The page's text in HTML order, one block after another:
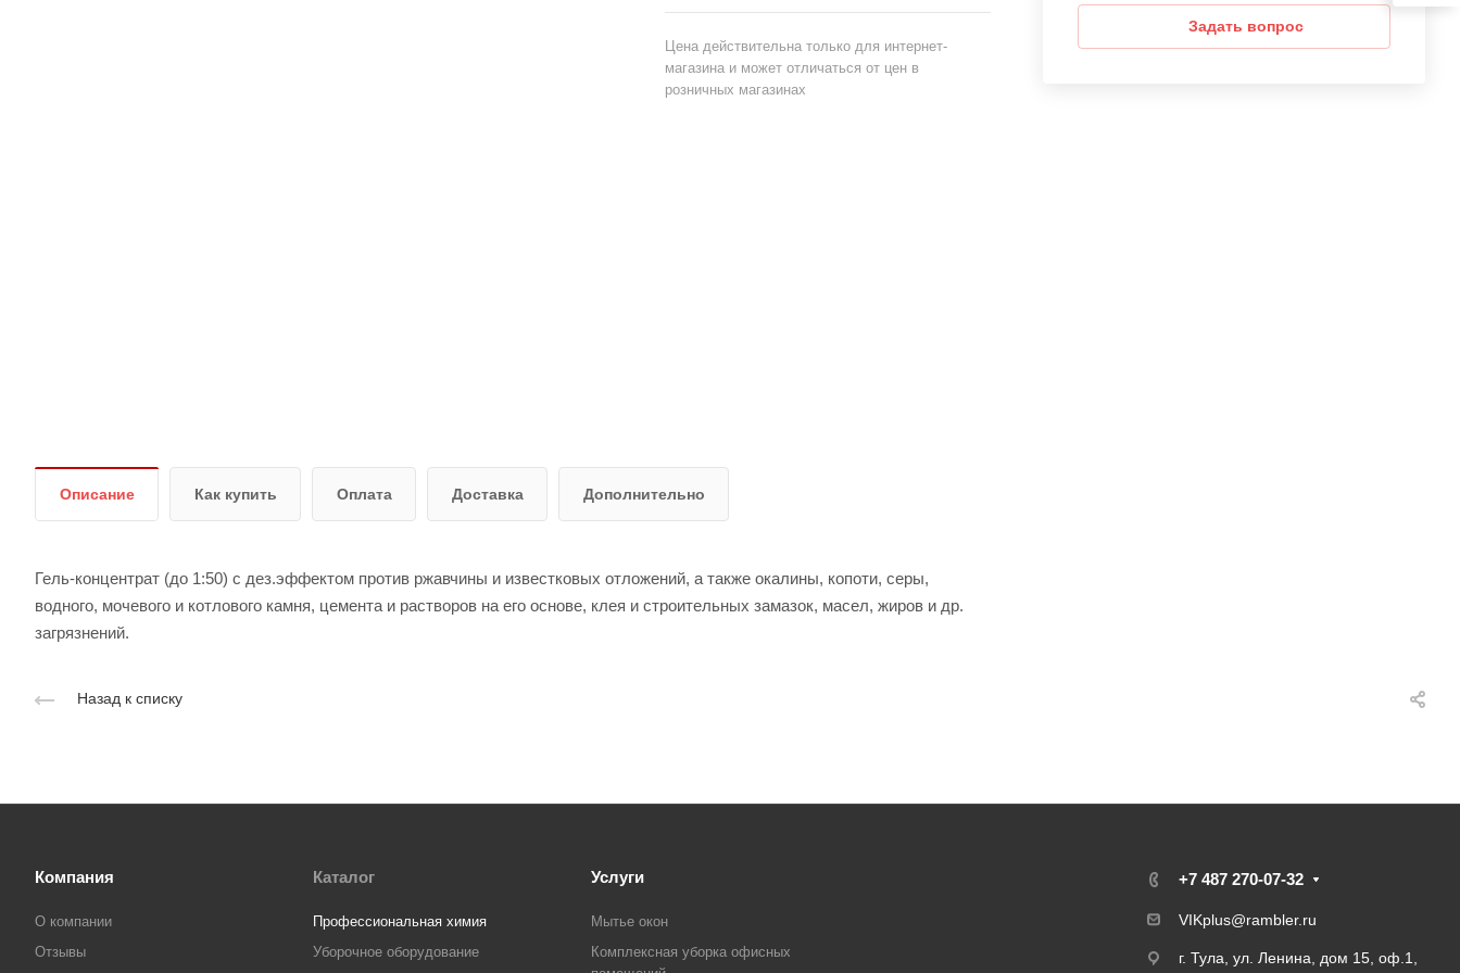
Задать вопрос
и др. загрязнений на кафеле и др. керамике,
нержавеющей стали, стёклах, пластмассах,
граните и др. кислотостойких поверхностях.
Цена действительна только для интернет-
магазина и может отличаться от цен в
розничных магазинах
Описание Как купить Оплата Доставка Дополнительно
Гель-концентрат (до 1:50) с дез.эффектом против ржавчины и известковых отложений, а также окалины, копоти, серы,
водного, мочевого и котлового камня, цемента и растворов на его основе, клея и строительных замазок, масел, жиров и др.
загрязнений.
Назад к списку
Компания
О компании
Отзывы
Каталог
Профессиональная химия
Уборочное оборудование
Услуги
Мытье окон
Комплексная уборка офисных
+7 487 270-07-32
VIKplus@rambler.ru
г. Тула, ул. Ленина, дом 15, оф.1,